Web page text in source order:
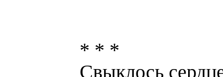
* * *
Свыклось